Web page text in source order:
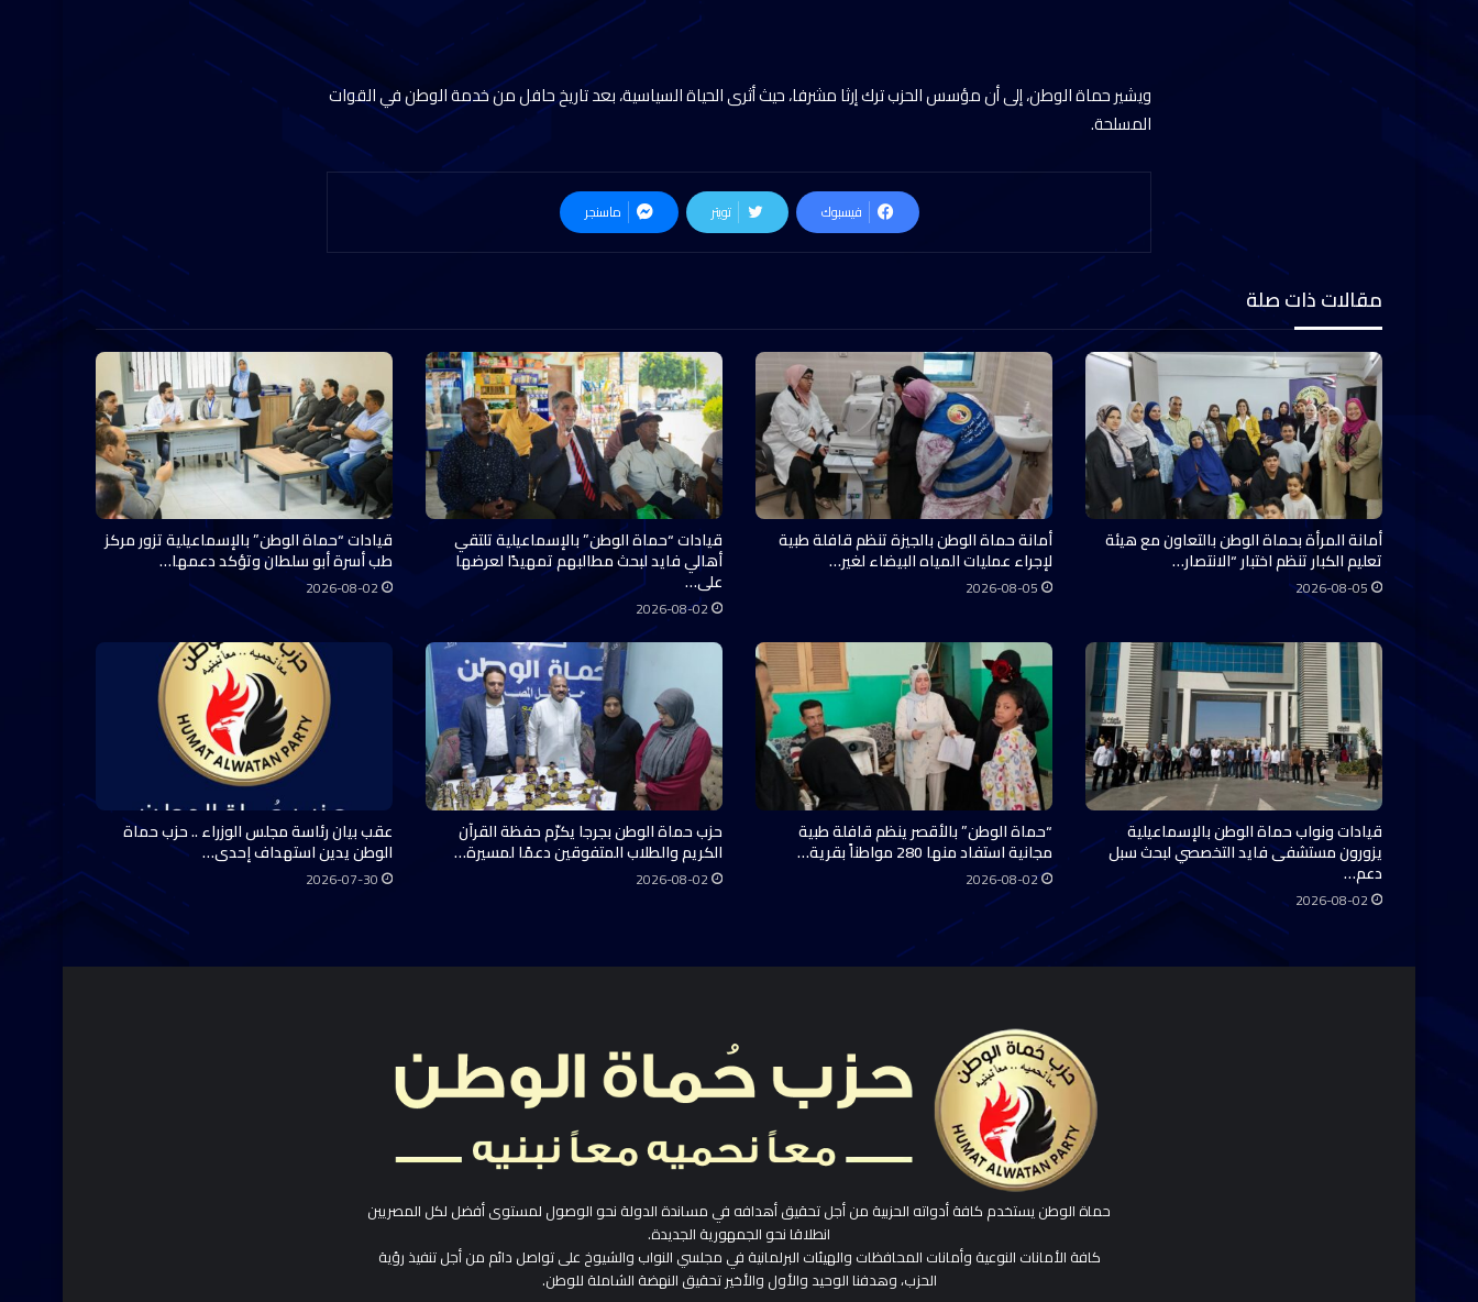
ويشير حماة الوطن، إلى أن مؤسس الحزب ترك إرثا مشرفا، حيث أثرى الحياة السياسية، بعد تاريخ حافل من خدمة الوطن في القوات
المسلحة.
فيسبوك تويتر ماسنجر
مقالات ذات صلة
أمانة المرأة بحماة الوطن بالتعاون مع هيئة
تعليم الكبار تنظم اختبار “الانتصار…
2026-08-05
أمانة حماة الوطن بالجيزة تنظم قافلة طبية
لإجراء عمليات المياه البيضاء لغير…
2026-08-05
قيادات “حماة الوطن” بالإسماعيلية تلتقي
أهالي فايد لبحث مطالبهم تمهيدًا لعرضها
على…
2026-08-02
قيادات “حماة الوطن” بالإسماعيلية تزور مركز
طب أسرة أبو سلطان وتؤكد دعمها…
2026-08-02
قيادات ونواب حماة الوطن بالإسماعيلية
يزورون مستشفى فايد التخصصي لبحث سبل
دعم…
2026-08-02
“حماة الوطن” بالأقصر ينظم قافلة طبية
مجانية استفاد منها 280 مواطناً بقرية…
2026-08-02
حزب حماة الوطن بجرجا يكرّم حفظة القرآن
الكريم والطلاب المتفوقين دعمًا لمسيرة…
2026-08-02
عقب بيان رئاسة مجلس الوزراء .. حزب حماة
الوطن يدين استهداف إحدى…
2026-07-30
حماة الوطن يستخدم كافة أدواته الحزبية من أجل تحقيق أهدافه في مساندة الدولة نحو الوصول لمستوى أفضل لكل المصريين
انطلاقا نحو الجمهورية الجديدة.
كافة الأمانات النوعية وأمانات المحافظات والهيئات البرلمانية في مجلسي النواب والشيوخ على تواصل دائم من أجل تنفيذ رؤية
الحزب، وهدفنا الوحيد والأول والأخير تحقيق النهضة الشاملة للوطن.